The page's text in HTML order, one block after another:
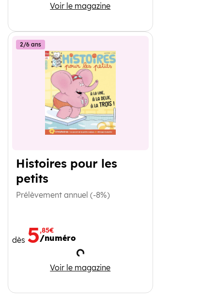
Voir le magazine
Toupie
Histoires pour les
petits
2/6 ans
Prélèvement annuel (-8%)
dès 5,85€
/numéro
Chargement
Voir le magazineHistoires pour les petits